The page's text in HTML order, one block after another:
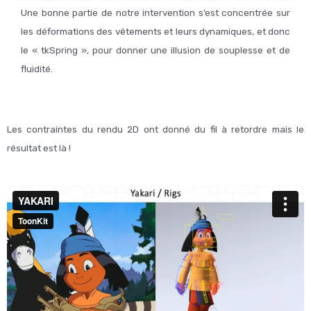
Une bonne partie de notre intervention s’est concentrée sur
les déformations des vêtements et leurs dynamiques, et donc
le « tkSpring », pour donner une illusion de souplesse et de
fluidité.
Les contraintes du rendu 2D ont donné du fil à retordre mais le
résultat est là !